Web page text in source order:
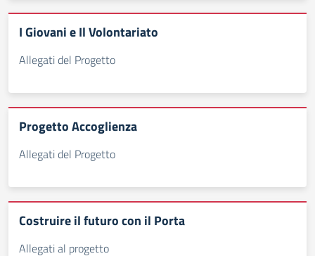
I Giovani e Il Volontariato
Allegati del Progetto
Progetto Accoglienza
Allegati del Progetto
Costruire il futuro con il Porta
Allegati al progetto